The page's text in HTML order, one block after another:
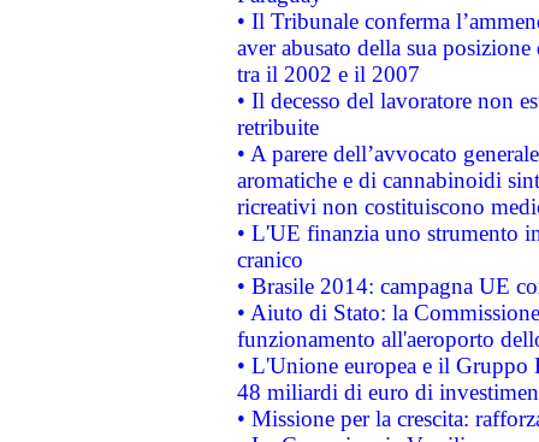
• Il Tribunale conferma
aver abusato della sua
tra il 2002 e il 2007
• Il decesso del lavoratore non
retribuite
• A parere dell’avvocato
aromatiche e di cannabinoidi
ricreativi non costituiscono
• L'UE finanzia uno strumento
cranico
• Brasile 2014: campagna UE
• Aiuto di Stato: la
funzionamento all'aeroporto
• L'Unione europea e il
48 miliardi di euro di
• Missione per la crescita: